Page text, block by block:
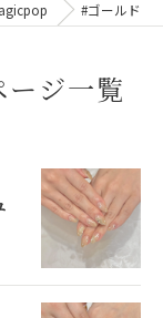
#ゴールド
ジ一覧